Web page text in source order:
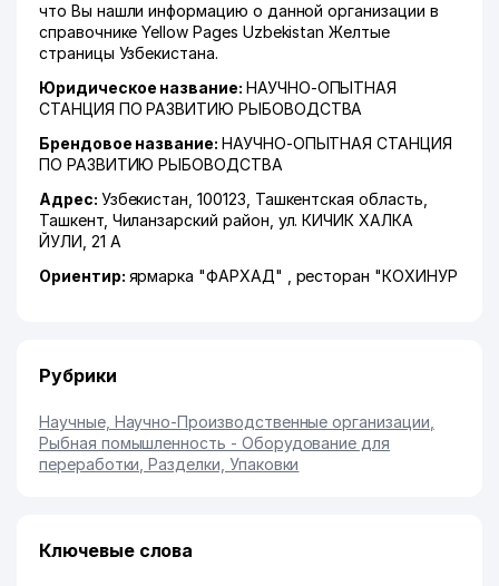
что Вы нашли информацию о данной организации в
справочнике Yellow Pages Uzbekistan Желтые
страницы Узбекистана.
Юридическое название: НАУЧНО-ОПЫТНАЯ
СТАНЦИЯ ПО РАЗВИТИЮ РЫБОВОДСТВА
Брендовое название: НАУЧНО-ОПЫТНАЯ СТАНЦИЯ
ПО РАЗВИТИЮ РЫБОВОДСТВА
Адрес: Узбекистан, 100123, Ташкентская область
Ташкент, Чиланзарский район ул. КИЧИК ХАЛКА
ЙУЛИ , 21 А
Ориентир: ярмарка "ФАРХАД" , ресторан "КОХИНУР
Рубрики
Научные, Научно-Производственные организации
Рыбная помышленность - Оборудование для
переработки, Разделки, Упаковки
Ключевые слова